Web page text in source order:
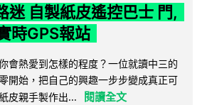
迷 自製紙皮遙控巴士 門,
時GPS報站
會熱愛到怎樣的程度？一位就讀中三的
開始，把自己的興趣一步步變成真正可
皮親手製作出...
閱讀全文